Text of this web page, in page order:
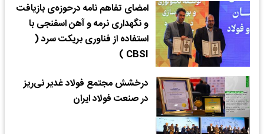
امضای تفاهم نامه‌ درحوزه‌ی بازیافت
و نگهداری نرمه و آهن اسفنجی با
استفاده از فناوری بریکت سرد (
CBSI )
درخشش مجتمع فولاد غدیر نی‌ریز
در صنعت فولاد ایران